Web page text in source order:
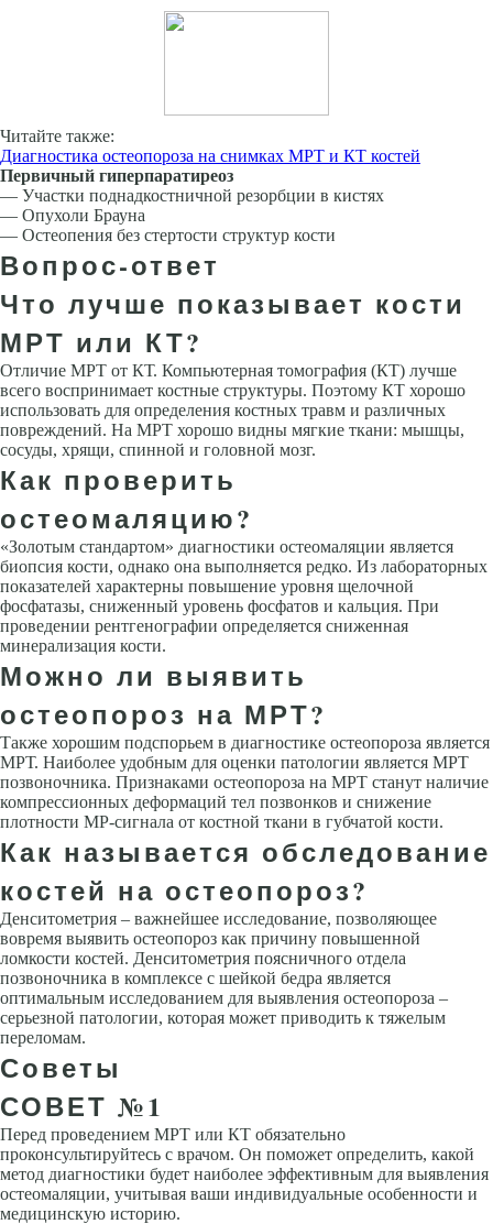
Читайте также:
Диагностика остеопороза на снимках МРТ и КТ костей
Первичный гиперпаратиреоз
— Участки поднадкостничной резорбции в кистях
— Опухоли Брауна
— Остеопения без стертости структур кости
Вопрос-ответ
Что лучше показывает кости
МРТ или КТ?
Отличие МРТ от КТ. Компьютерная томография (КТ) лучше
всего воспринимает костные структуры. Поэтому КТ хорошо
использовать для определения костных травм и различных
повреждений. На МРТ хорошо видны мягкие ткани: мышцы,
сосуды, хрящи, спинной и головной мозг.
Как проверить
остеомаляцию?
«Золотым стандартом» диагностики остеомаляции является
биопсия кости, однако она выполняется редко. Из лабораторных
показателей характерны повышение уровня щелочной
фосфатазы, сниженный уровень фосфатов и кальция. При
проведении рентгенографии определяется сниженная
минерализация кости.
Можно ли выявить
остеопороз на МРТ?
Также хорошим подспорьем в диагностике остеопороза является
МРТ. Наиболее удобным для оценки патологии является МРТ
позвоночника. Признаками остеопороза на МРТ станут наличие
компрессионных деформаций тел позвонков и снижение
плотности МР-сигнала от костной ткани в губчатой кости.
Как называется обследование
костей на остеопороз?
Денситометрия – важнейшее исследование, позволяющее
вовремя выявить остеопороз как причину повышенной
ломкости костей. Денситометрия поясничного отдела
позвоночника в комплексе с шейкой бедра является
оптимальным исследованием для выявления остеопороза –
серьезной патологии, которая может приводить к тяжелым
переломам.
Советы
СОВЕТ №1
Перед проведением МРТ или КТ обязательно
проконсультируйтесь с врачом. Он поможет определить, какой
метод диагностики будет наиболее эффективным для выявления
остеомаляции, учитывая ваши индивидуальные особенности и
медицинскую историю.